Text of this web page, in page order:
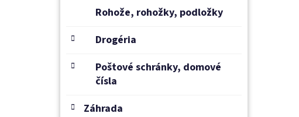
Rohože, rohožky, podložky
Drogéria
Poštové schránky, domové
čísla
Záhrada